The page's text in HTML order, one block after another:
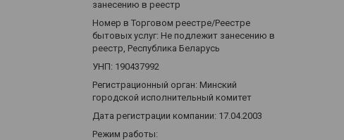
занесению в реестр
Номер в Торговом реестре/Реестре
бытовых услуг: Не подлежит занесению в
реестр, Республика Беларусь
УНП: 190437992
Регистрационный орган: Минский
городской исполнительный комитет
Дата регистрации компании: 17.04.2003
Режим работы: